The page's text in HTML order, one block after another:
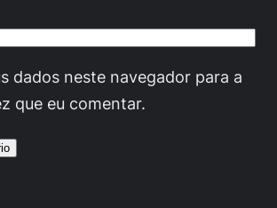
dados neste navegador para a
que eu comentar.